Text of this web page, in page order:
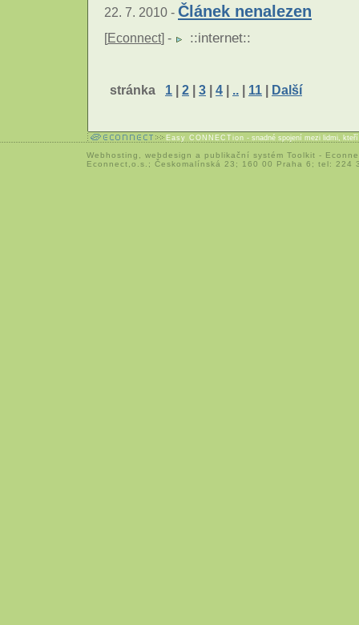
22. 7. 2010 - Článek nenalezen
[Econnect] - ::internet::
stránka 1 | 2 | 3 | 4 | .. | 11 | Další
Easy CONNECTion - snadné spojení mezi lidmi,
Webhosting webdesign a publikační systém Toolkit -
Econnect,o.s.; Českomalínská 23; 160 00 Praha 6; tel: 224